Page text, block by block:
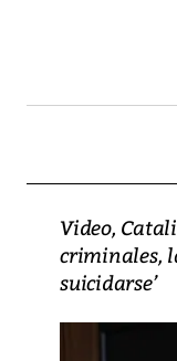
Video,
criminales,
suicidarse’